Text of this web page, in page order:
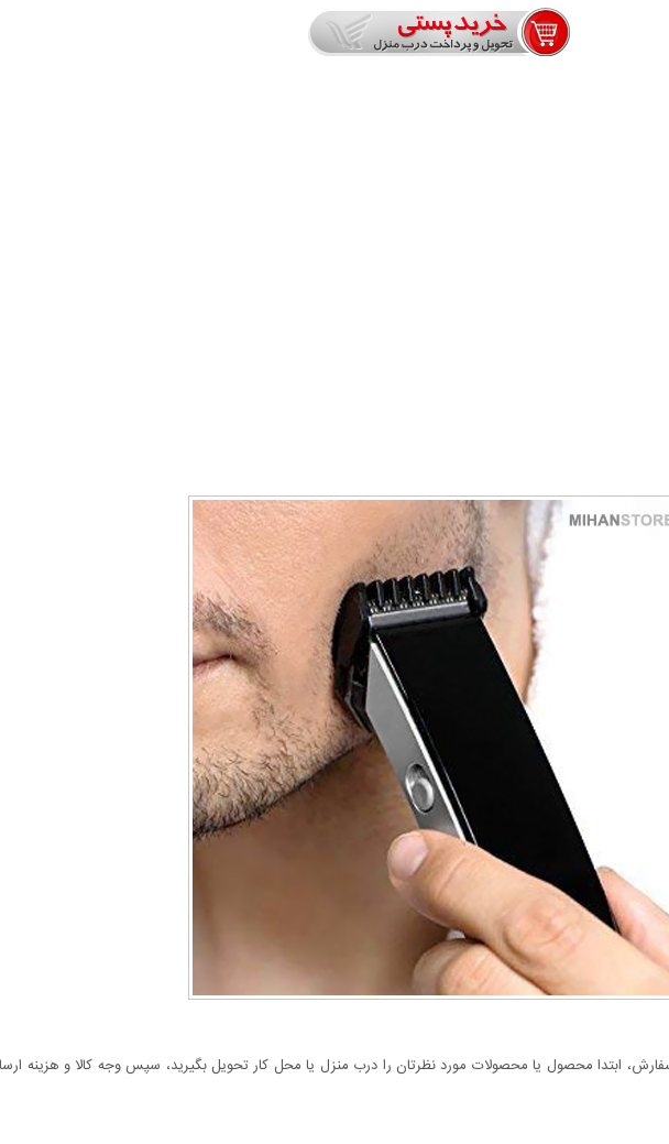
ابتدا محصول یا محصولات مورد نظرتان را درب منزل یا محل کار تحویل بگیرید، سپس وجه کالا و هزینه